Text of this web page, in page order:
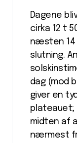
Dagene
cirka 12 t
næsten 14
slutning.
dag (mod
giver en
plateauet;
midten af
nærmest